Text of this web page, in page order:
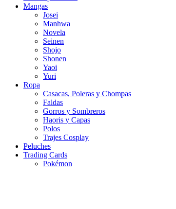
Mangas
Josei
Manhwa
Novela
Seinen
Shojo
Shonen
Yaoi
Yuri
Ropa
Casacas, Poleras y Chompas
Faldas
Gorros y Sombreros
Haoris y Capas
Polos
Trajes Cosplay
Peluches
Trading Cards
Pokémon